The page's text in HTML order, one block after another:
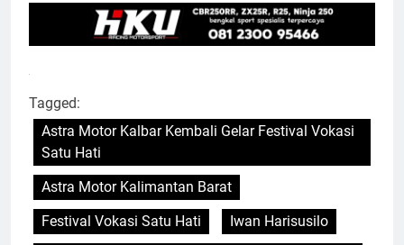
Tagged:
Astra Motor Kalbar Kembali Gelar Festival Vokasi
Satu Hati
Astra Motor Kalimantan Barat
Festival Vokasi Satu Hati
Iwan Harisusilo